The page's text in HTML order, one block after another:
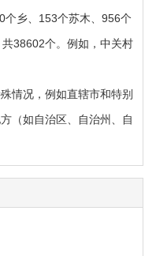
乡、153个苏木、956个
38602个。例如，中关村
情况，例如直辖市和特别
（如自治区、自治州、自